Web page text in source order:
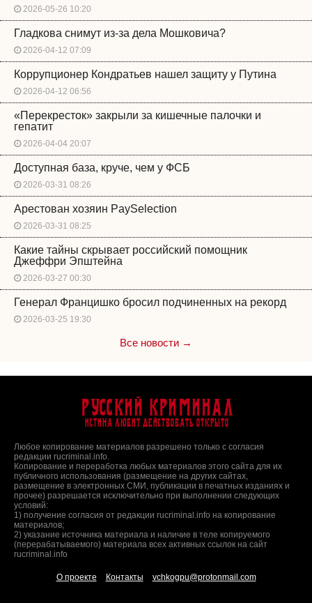
2026-05-26 10:20
Гладкова снимут из-за дела Мошковича?
2026-04-12 07:09
Коррупционер Кондратьев нашел защиту у Путина
2026-04-12 06:56
«Перекресток» закрыли за кишечные палочки и
гепатит
2026-04-04 20:07
Доступная база, круче, чем у ФСБ
2026-03-31 08:26
Арестован хозяин PaySelection
2026-03-31 08:25
Какие тайны скрывает российский помощник
Джеффри Эпштейна
2026-03-27 00:30
Генерал Францишко бросил подчиненных на рекорд
2026-03-25 19:30
Все новости →
Русский Криминал
Истина любит действовать открыто
Любое копирование материалов разрешено только с согласия
редакции rucriminal.info.
Копирование и переработка любых материалов этого сайта для их
публичного использования (размещение на других сайтах,
размещение в электронных СМИ, публикации в печатных изданиях и
прочее) разрешается исключительно при выполнении следующих
условий:
1) получение согласия от редакции rucriminal.info на копирование
материалов;
2) указание источника материала и наличие в теле копируемого
(перерабатываемого) материала всех активных ссылок на сайт
rucriminal.info
О проекте Контакты vchkogpu@protonmail.com